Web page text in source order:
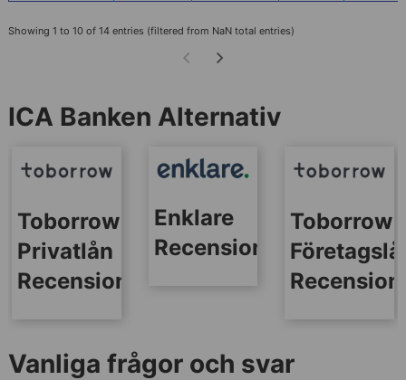
Showing 1 to 10 of 14 entries (filtered from NaN total entries)
ICA Banken Alternativ
Toborrow
Privatlån
Recension
Enklare
Recensionen
Toborrow
Recension
Vanliga frågor och svar